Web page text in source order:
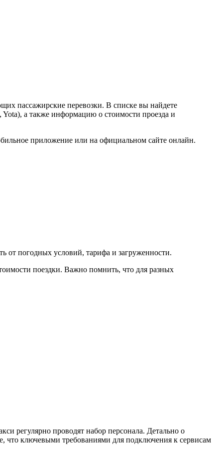
пассажирские перевозки. В списке вы найдете
а также информацию о стоимости проезда и
приложение или на официальном сайте онлайн.
от погодных условий, тарифа и загруженности.
поездки. Важно помнить, что для разных
регулярно проводят набор персонала. Детально о
что ключевыми требованиями для подключения к сервисам